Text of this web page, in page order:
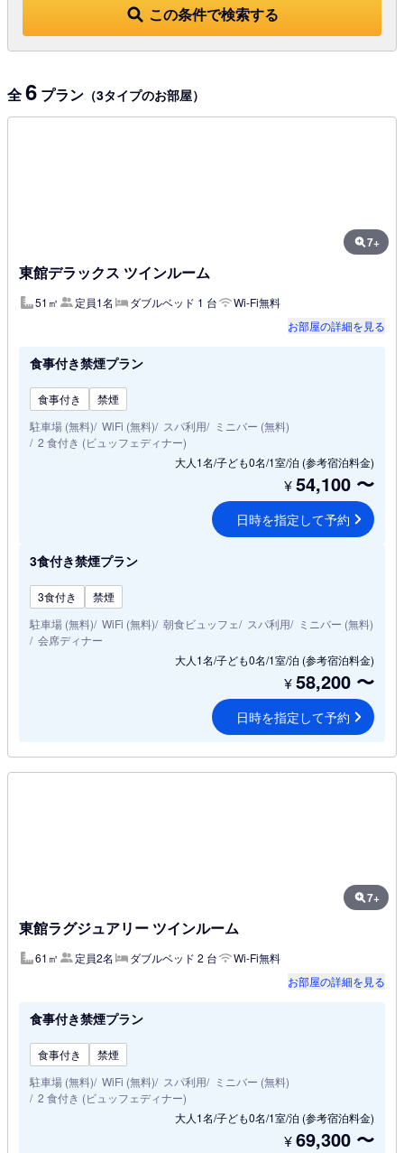
この条件で検索する
全6 プラン （3タイプのお部屋）
7+
東館デラックス ツインルーム
51㎡ 定員1名 ダブルベッド 1 台
Wi-Fi無料
お部屋の詳細を見る
食事付き禁煙プラン
食事付き
禁煙
駐車場 (無料) WiFi (無料) スパ利用
ミニバー (無料)
2 食付き (ビュッフェディナー)
大人1名/子ども0名/1室/泊 (参考宿泊料金)
¥54,100 〜
日時を指定して予約
3食付き禁煙プラン
3食付き
禁煙
駐車場 (無料) WiFi (無料) 朝食ビュッフェ スパ利用
ミニバー (無料)
会席ディナー
大人1名/子ども0名/1室/泊 (参考宿泊料金)
¥58,200 〜
日時を指定して予約
7+
東館ラグジュアリー ツインルーム
61㎡ 定員2名 ダブルベッド 2 台
Wi-Fi無料
お部屋の詳細を見る
食事付き禁煙プラン
食事付き
禁煙
駐車場 (無料) WiFi (無料) スパ利用
ミニバー (無料)
2 食付き (ビュッフェディナー)
大人1名/子ども0名/1室/泊 (参考宿泊料金)
¥69,300 〜